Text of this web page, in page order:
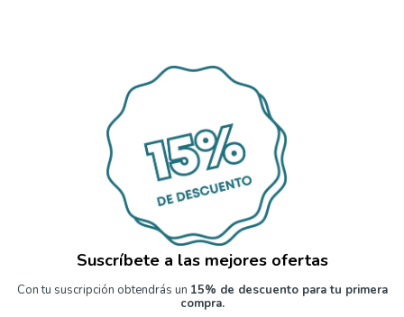
Suscríbete a las mejores ofertas
Con tu suscripción obtendrás un 15% de descuento para tu primera
compra.